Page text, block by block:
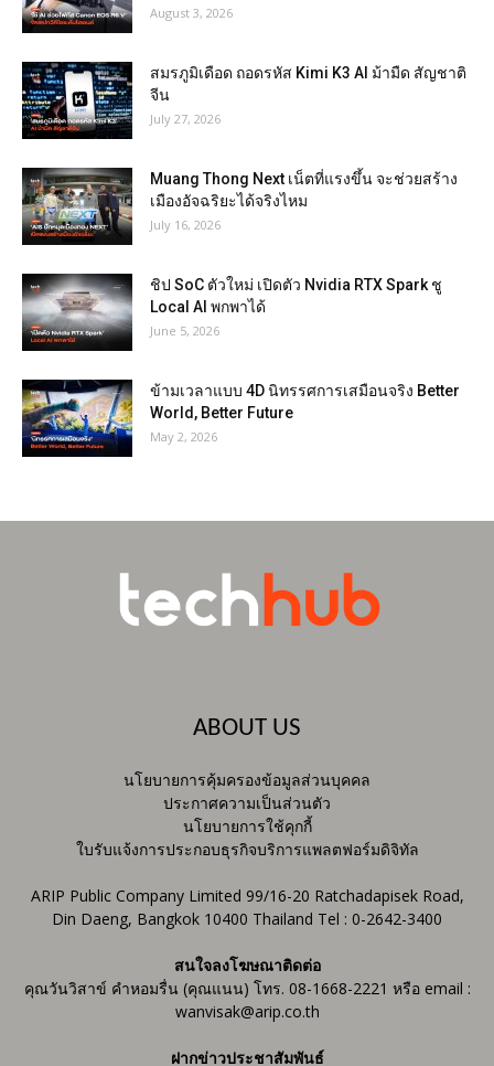
August 3, 2026
สมรภูมิเดือด ถอดรหัส Kimi K3 AI ม้ามืด สัญชาติ
จีน
July 27, 2026
Muang Thong Next เน็ตที่แรงขึ้น จะช่วยสร้าง
เมืองอัจฉริยะได้จริงไหม
July 16, 2026
ชิป SoC ตัวใหม่ เปิดตัว Nvidia RTX Spark ชู
Local AI พกพาได้
June 5, 2026
ข้ามเวลาแบบ 4D นิทรรศการเสมือนจริง Better
World, Better Future
May 2, 2026
ABOUT US
นโยบายการคุ้มครองข้อมูลส่วนบุคคล
ประกาศความเป็นส่วนตัว
นโยบายการใช้คุกกี้
ใบรับแจ้งการประกอบธุรกิจบริการแพลตฟอร์มดิจิทัล
ARIP Public Company Limited 99/16-20 Ratchadapisek Road,
Din Daeng, Bangkok 10400 Thailand Tel : 0-2642-3400
สนใจลงโฆษณาติดต่อ
คุณวันวิสาข์ คำหอมรื่น (คุณแนน) โทร. 08-1668-2221 หรือ email :
wanvisak@arip.co.th
ฝากข่าวประชาสัมพันธ์